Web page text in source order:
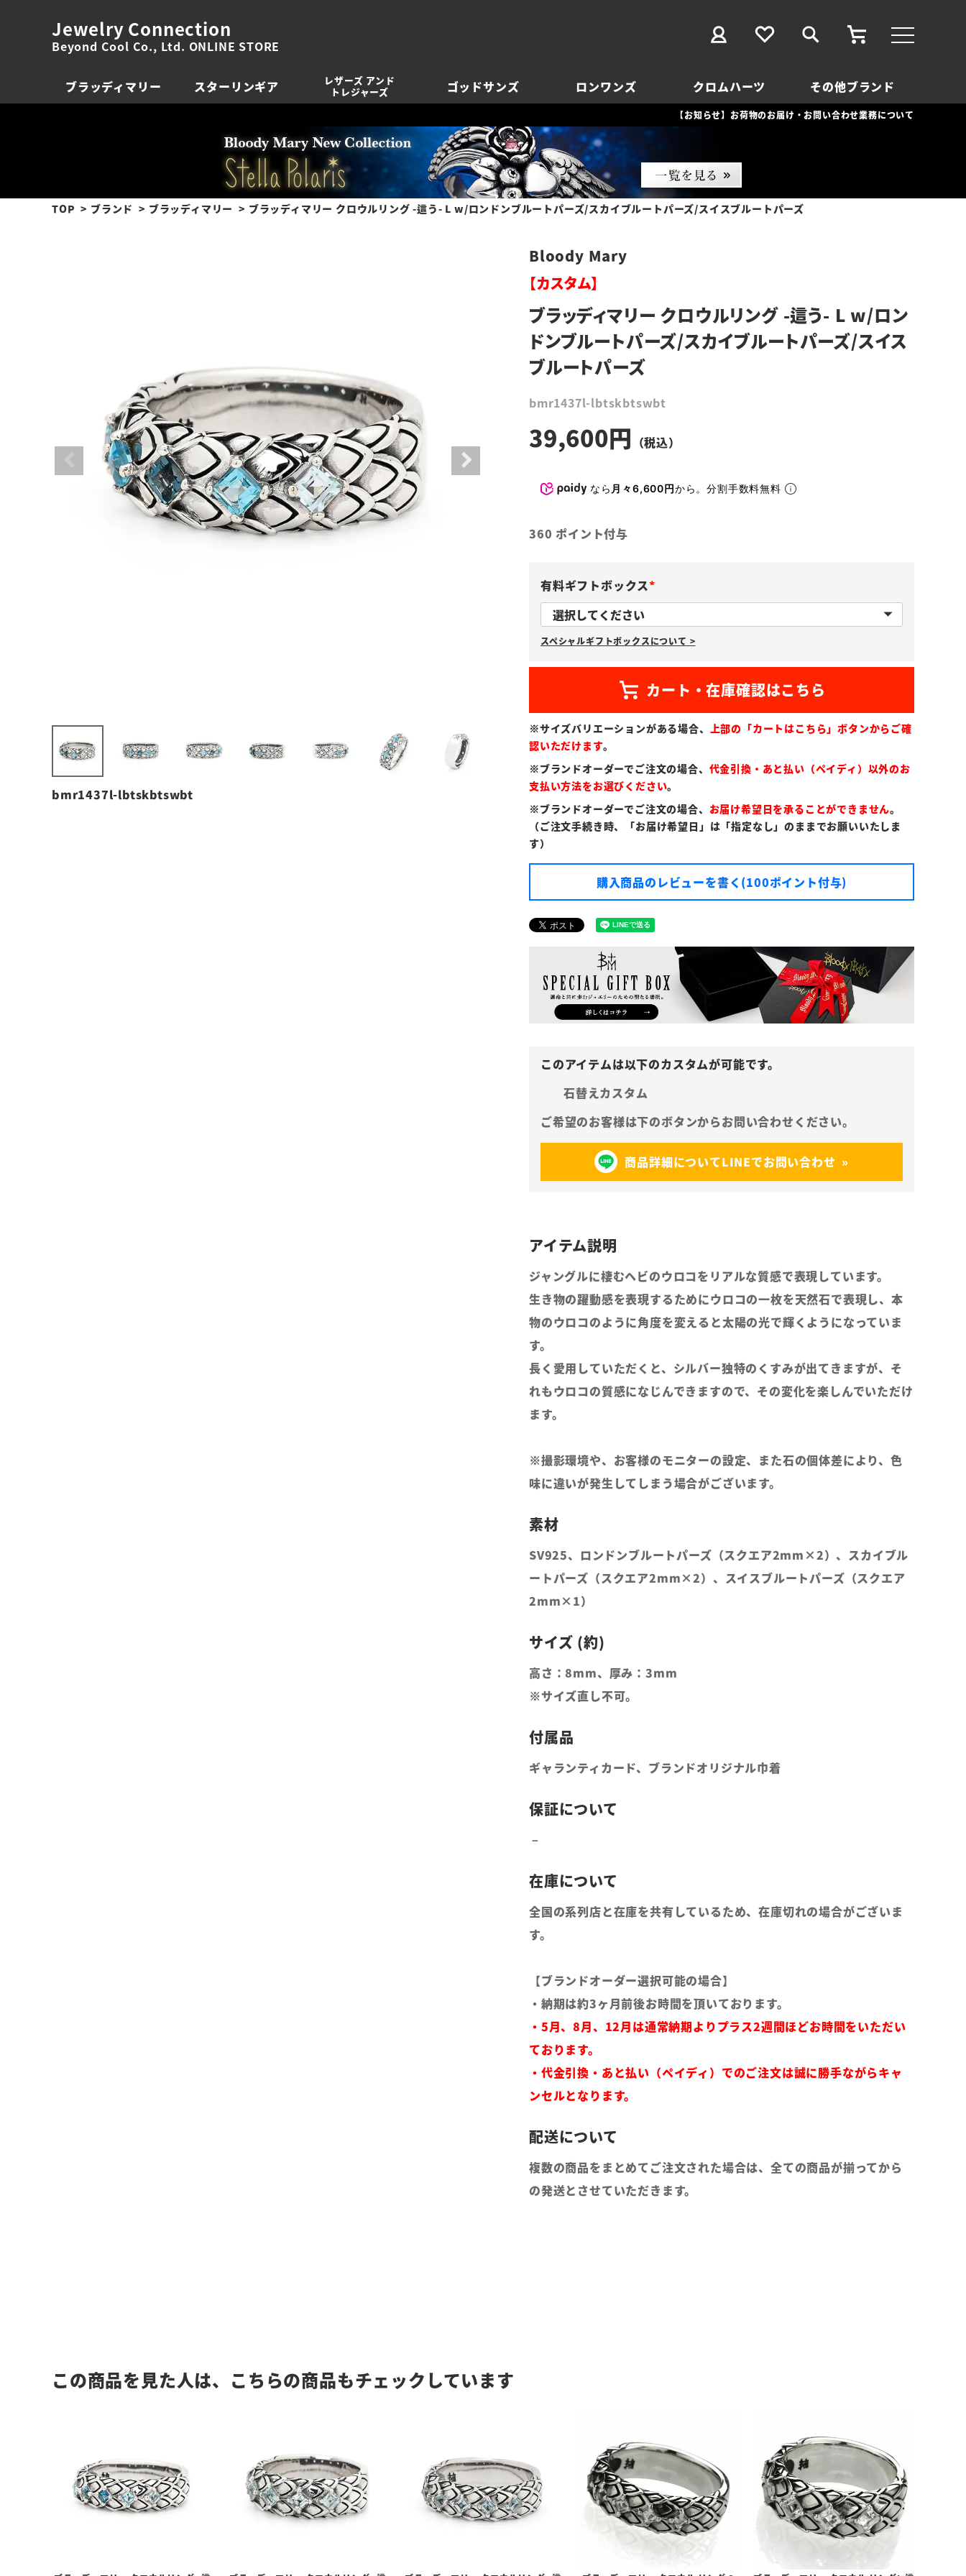
Jewelry Connection
Beyond Cool Co., Ltd. ONLINE STORE
ブラッディマリー スターリンギア
レザーズ アンド
トレジャーズ
ゴッドサンズ ロンワンズ クロムハーツ その他ブランド
【お知らせ】お荷物のお届け・お問い合わせ業務について
TOP ブランド ブラッディマリー ブラッディマリー クロウルリング -這う- L w/ロンドンブルートパーズ/スカイブルートパーズ/スイスブルートパーズ
bmr1437l-lbtskbtswbt
Bloody Mary
【カスタム】
ブラッディマリー クロウルリング -這う- L w/ロン
ドンブルートパーズ/スカイブルートパーズ/スイス
ブルートパーズ
bmr1437l-lbtskbtswbt
39,600
なら 月々6,600円から。分割手数料無料
360 ポイント付与
有料ギフトボックス
(
必
スペシャルギフトボックスについて >
※サイズバリエーションがある場合、
上部の「カートはこちら」ボタンからご確
認いただけます。
※ブランドオーダーでご注文の場合、 代金引換・あと払い（ペイディ）以外のお
支払い方法をお選びください。
※ブランドオーダーでご注文の場合、 お届け希望日を承ることができません。
（ご注文手続き時、「お届け希望日」は「指定なし」のままでお願いいたしま
す）
購入商品のレビューを書く(100ポイント付与)
石替えカスタム
商品詳細についてLINEでお問い合わせ
ジャングルに棲むヘビのウロコをリアルな質感で表現しています。
生き物の躍動感を表現するためにウロコの一枚を天然石で表現し、本
物のウロコのように角度を変えると太陽の光で輝くようになっていま
す。
長く愛用していただくと、シルバー独特のくすみが出てきますが、そ
れもウロコの質感になじんできますので、その変化を楽しんでいただけ
ます。
※撮影環境や、お客様のモニターの設定、また石の個体差により、色
味に違いが発生してしまう場合がございます。
SV925、ロンドンブルートパーズ（スクエア2mm×2）、スカイブル
ートパーズ（スクエア2mm×2）、スイスブルートパーズ（スクエア
2mm×1）
高さ：8mm、厚み：3mm
※サイズ直し不可。
ギャランティカード、ブランドオリジナル巾着
全国の系列店と在庫を共有しているため、在庫切れの場合がございま
す。
【ブランドオーダー選択可能の場合】
・納期は約3ヶ月前後お時間を頂いております。
・5月、8月、12月は通常納期よりプラス2週間ほどお時間をいただい
ております。
・代金引換・あと払い（ペイディ）でのご注文は誠に勝手ながらキャ
ンセルとなります。
複数の商品をまとめてご注文された場合は、全ての商品が揃ってから
の発送とさせていただきます。
この商品を見た人は、こちらの商品もチェックしています